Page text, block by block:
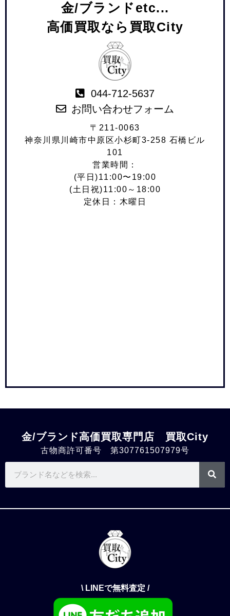
金/ブランドetc...
高価買取なら買取City
044-712-5637
お問い合わせフォーム
〒211-0063
神奈川県川崎市中原区小杉町3-258 石橋ビル
101
営業時間：
(平日)11:00〜19:00
(土日祝)11:00～18:00
定休日：木曜日
金/ブランド高価買取専門店 買取City
古物商許可番号 第307761507979号
\ LINEで無料査定 /